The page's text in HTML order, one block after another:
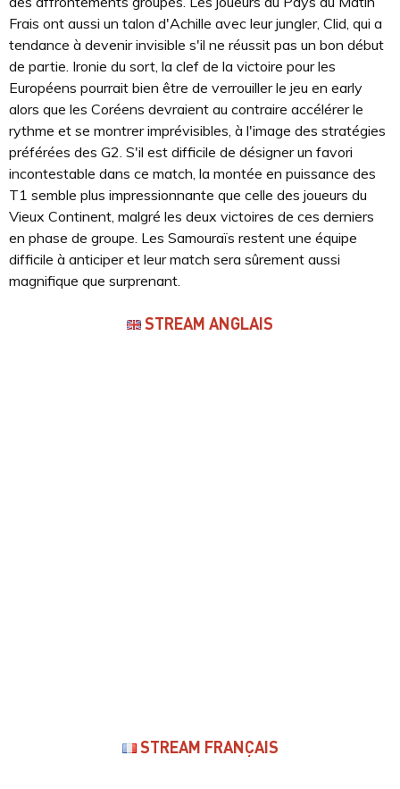
Frais ont aussi un talon d'Achille avec leur jungler, Clid, qui a
tendance à devenir invisible s'il ne réussit pas un bon début
de partie. Ironie du sort, la clef de la victoire pour les
Européens pourrait bien être de verrouiller le jeu en early
alors que les Coréens devraient au contraire accélérer le
rythme et se montrer imprévisibles, à l'image des stratégies
préférées des G2. S'il est difficile de désigner un favori
incontestable dans ce match, la montée en puissance des
T1 semble plus impressionnante que celle des joueurs du
Vieux Continent, malgré les deux victoires de ces derniers
en phase de groupe. Les Samouraïs restent une équipe
difficile à anticiper et leur match sera sûrement aussi
magnifique que surprenant.
STREAM ANGLAIS
STREAM FRANÇAIS